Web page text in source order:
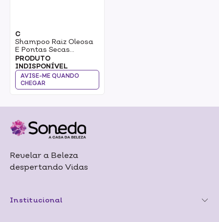
C
Shampoo Raiz Oleosa
E Pontas Secas
C/Alma Por Laces
Nutre & Hidrata 300ml
PRODUTO
INDISPONÍVEL
AVISE-ME QUANDO
CHEGAR
Revelar a Beleza
despertando Vidas
Institucional